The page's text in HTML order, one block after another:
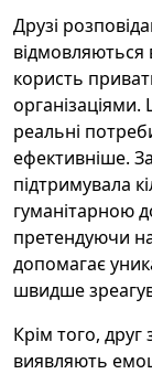
Друзі
відмовляються
користь
реальні
ефективніше.
підтримувала
гуманітарною
претендуючи
допомагає
швидше
Крім того,
виявляють